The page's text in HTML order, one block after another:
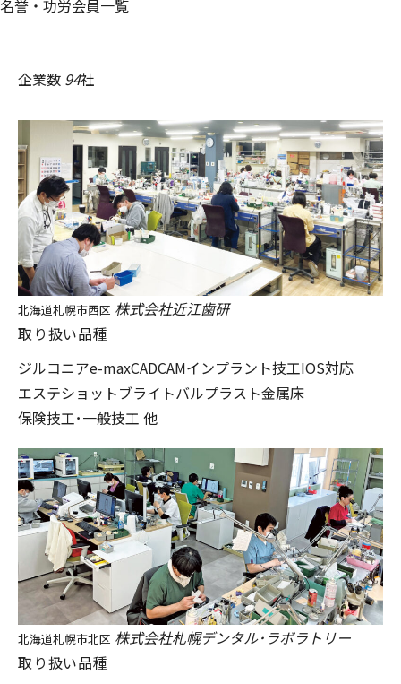
名誉・功労会員一覧
企業数 94社
北海道札幌市西区 株式会社近江歯研
取り扱い品種
ジルコニアe-maxCADCAMインプラント技工IOS対応
エステショットブライトバルプラスト金属床
保険技工･一般技工 他
北海道札幌市北区 株式会社札幌デンタル･ラボラトリー
取り扱い品種